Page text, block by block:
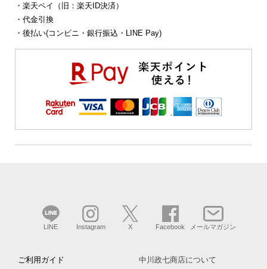
・楽天ペイ（旧：楽天ID決済）
・代金引換
・後払い(コンビニ・銀行振込・LINE Pay)
LINE Instagram X Facebook メールマガジン
ご利用ガイド 中川政七商店について